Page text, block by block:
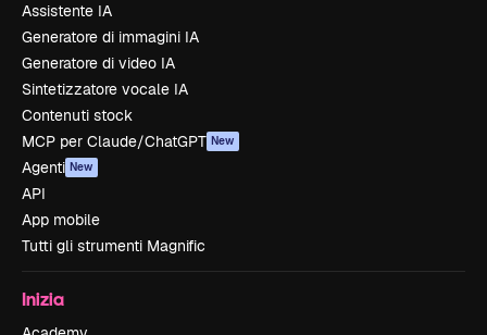
Assistente IA
Generatore di immagini IA
Generatore di video IA
Sintetizzatore vocale IA
Contenuti stock
MCP per Claude/ChatGPT New
Agenti New
API
App mobile
Tutti gli strumenti Magnific
Inizia